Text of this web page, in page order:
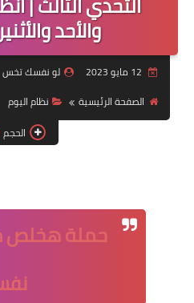
والأحد
لو نفسك تخس
الصفحة الرئيسية
نظام اليوم
الحجم
حملة هخلص